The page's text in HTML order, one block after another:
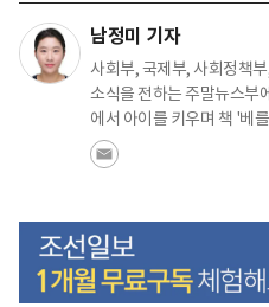
남정미 기자
사회부, 국제부, 사회정책
소식을 전하는 주말뉴스부
에서 아이를 키우며 책 '베